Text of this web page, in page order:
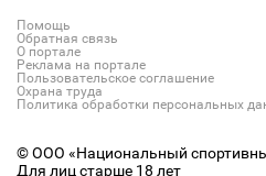
Помощь
Обратная связь
О портале
Реклама на портале
Пользовательское соглашение
Охрана труда
Политика обработки персональных
© ООО «Национальный
Для лиц старше 18 лет